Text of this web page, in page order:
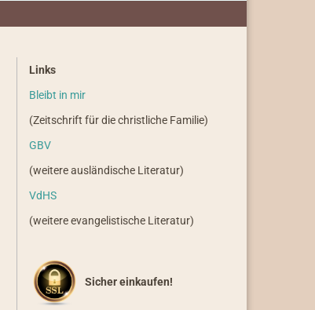
Links
Bleibt in mir
(Zeitschrift für die christliche Familie)
GBV
(weitere ausländische Literatur)
VdHS
(weitere evangelistische Literatur)
Sicher einkaufen!